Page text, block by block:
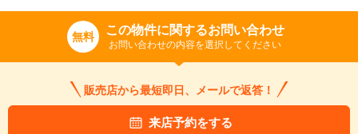
無料 この物件に関するお問い合わせ
お問い合わせの内容を選択してください
販売店から最短即日、メールで返答！
来店予約をする